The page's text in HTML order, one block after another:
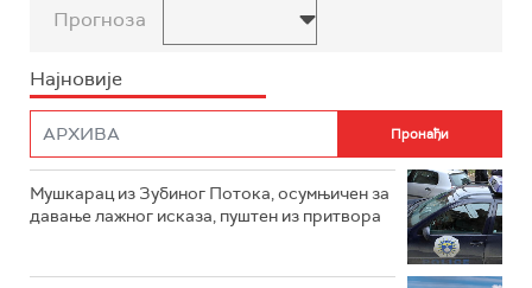
Прогноза
Најновије
Мушкарац из Зубиног Потока, осумњичен за
давање лажног исказа, пуштен из притвора